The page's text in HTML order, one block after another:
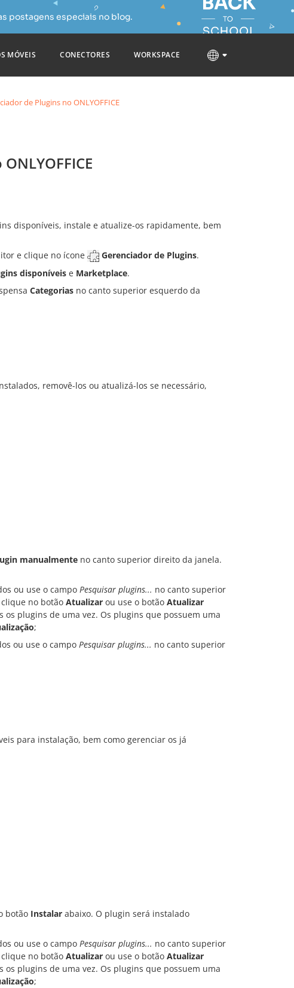
postagens especiais no blog.
MÓVEIS CONECTORES WORKSPACE
de Plugins no ONLYOFFICE
disponíveis, instale e atualize-os rapidamente, bem
e clique no ícone Gerenciador de Plugins.
disponíveis e Marketplace.
Categorias no canto superior esquerdo da
removê-los ou atualizá-los se necessário,
manualmente no canto superior direito da janela.
ou use o campo Pesquisar plugins... no canto superior
no botão Atualizar ou use o botão Atualizar
plugins de uma vez. Os plugins que possuem uma
;
ou use o campo Pesquisar plugins... no canto superior
para instalação, bem como gerenciar os já
botão Instalar abaixo. O plugin será instalado
ou use o campo Pesquisar plugins... no canto superior
no botão Atualizar ou use o botão Atualizar
plugins de uma vez. Os plugins que possuem uma
;